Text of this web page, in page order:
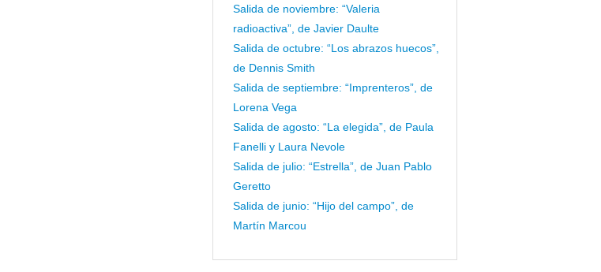
Salida de noviembre: “Valeria
radioactiva”, de Javier Daulte
Salida de octubre: “Los abrazos huecos”,
de Dennis Smith
Salida de septiembre: “Imprenteros”, de
Lorena Vega
Salida de agosto: “La elegida”, de Paula
Fanelli y Laura Nevole
Salida de julio: “Estrella”, de Juan Pablo
Geretto
Salida de junio: “Hijo del campo”, de
Martín Marcou